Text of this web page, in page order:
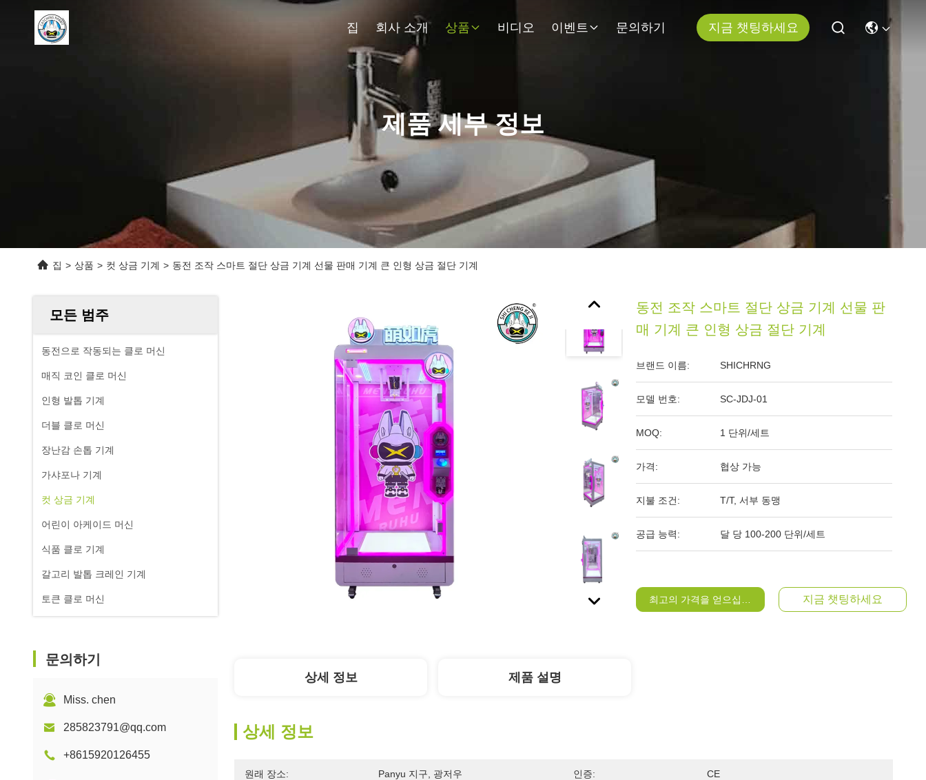
집 회사 소개 상품 비디오 이벤트 문의하기 지금 챗팅하세요
제품 세부 정보
집 > 상품 > 컷 상금 기계 > 동전 조작 스마트 절단 상금 기계 선물 판매 기계 큰 인형 상금 절단 기계
모든 범주
동전으로 작동되는 클로 머신
매직 코인 클로 머신
인형 발톱 기계
더블 클로 머신
장난감 손톱 기계
가샤포나 기계
컷 상금 기계
어린이 아케이드 머신
식품 클로 기계
갈고리 발톱 크레인 기계
토큰 클로 머신
문의하기
Miss. chen
285823791@qq.com
+8615920126455
동전 조작 스마트 절단 상금 기계 선물 판
매 기계 큰 인형 상금 절단 기계
브랜드 이름: SHICHRNG
모델 번호: SC-JDJ-01
MOQ: 1 단위/세트
가격: 협상 가능
지불 조건: T/T, 서부 동맹
공급 능력: 달 당 100-200 단위/세트
최고의 가격을 얻으십시오 지금 챗팅하세요
상세 정보 제품 설명
상세 정보
원래 장소: Panyu 지구, 광저우 인증: CE